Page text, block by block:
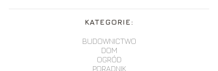
KATEGORIE:
BUDOWNICTWO
DOM
OGRÓD
PORADNIK